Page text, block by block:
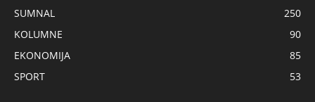
SUMNAL
250
KOLUMNE
90
EKONOMIJA
85
SPORT
53